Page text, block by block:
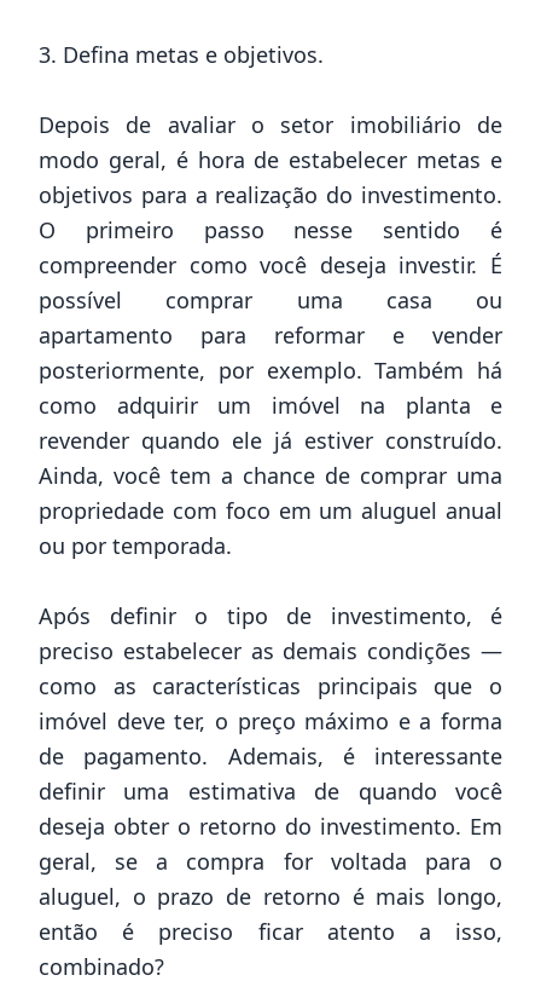
3. Defina metas e objetivos.
Depois de avaliar o setor imobiliário de
modo geral, é hora de estabelecer metas e
objetivos para a realização do investimento.
O primeiro passo nesse sentido é
compreender como você deseja investir. É
possível comprar uma casa ou
apartamento para reformar e vender
posteriormente, por exemplo. Também há
como adquirir um imóvel na planta e
revender quando ele já estiver construído.
Ainda, você tem a chance de comprar uma
propriedade com foco em um aluguel anual
ou por temporada.
Após definir o tipo de investimento, é
preciso estabelecer as demais condições —
como as características principais que o
imóvel deve ter, o preço máximo e a forma
de pagamento. Ademais, é interessante
definir uma estimativa de quando você
deseja obter o retorno do investimento. Em
geral, se a compra for voltada para o
aluguel, o prazo de retorno é mais longo,
então é preciso ficar atento a isso,
combinado?